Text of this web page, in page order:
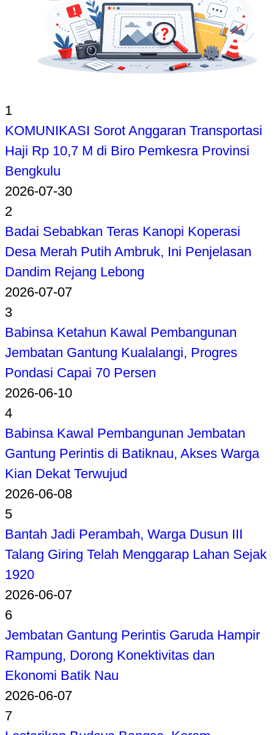
1
KOMUNIKASI Sorot Anggaran Transportasi
Haji Rp 10,7 M di Biro Pemkesra Provinsi
Bengkulu
2026-07-30
2
Badai Sebabkan Teras Kanopi Koperasi
Desa Merah Putih Ambruk, Ini Penjelasan
Dandim Rejang Lebong
2026-07-07
3
Babinsa Ketahun Kawal Pembangunan
Jembatan Gantung Kualalangi, Progres
Pondasi Capai 70 Persen
2026-06-10
4
Babinsa Kawal Pembangunan Jembatan
Gantung Perintis di Batiknau, Akses Warga
Kian Dekat Terwujud
2026-06-08
5
Bantah Jadi Perambah, Warga Dusun III
Talang Giring Telah Menggarap Lahan Sejak
1920
2026-06-07
6
Jembatan Gantung Perintis Garuda Hampir
Rampung, Dorong Konektivitas dan
Ekonomi Batik Nau
2026-06-07
7